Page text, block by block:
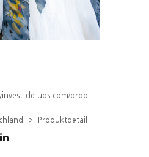
produkt/detail/index/isin/DE000WA7ETG5
Produktdetail